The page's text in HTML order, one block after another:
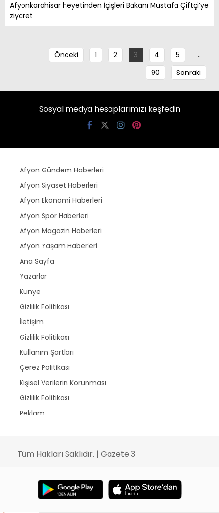
Afyonkarahisar heyetinden İçişleri Bakanı Mustafa Çiftçi’ye
ziyaret
Önceki 1 2 3 4 5
…
90
Sonraki
Sosyal medya hesaplarımızı keşfedin
Afyon Gündem Haberleri
Afyon Siyaset Haberleri
Afyon Ekonomi Haberleri
Afyon Spor Haberleri
Afyon Magazin Haberleri
Afyon Yaşam Haberleri
Ana Sayfa
Yazarlar
Künye
Gizlilik Politikası
İletişim
Gizlilik Politikası
Kullanım Şartları
Çerez Politikası
Kişisel Verilerin Korunması
Gizlilik Politikası
Reklam
Tüm Hakları Saklıdır. | Gazete 3